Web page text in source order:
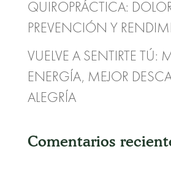
QUIROPRÁCTICA:
PREVENCIÓN Y
VUELVE A SENTIRTE TÚ:
ENERGÍA, MEJOR
ALEGRÍA
Comentarios